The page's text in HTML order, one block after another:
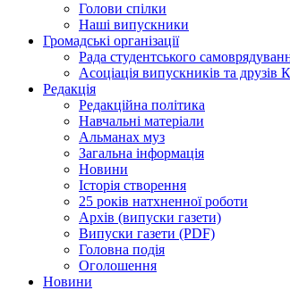
Голови спілки
Наші випускники
Громадські організації
Рада студентського
Асоціація випускників та
Редакція
Редакційна політика
Навчальні матеріали
Альманах муз
Загальна інформація
Новини
Історія створення
25 років натхненної роботи
Архів (випуски газети)
Випуски газети (PDF)
Головна подія
Оголошення
Новини